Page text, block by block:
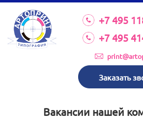
+7 495
+7 495
Заказать
О КОМПАНИИ
УСЛУГИ
КАТАЛОГ
ТРЕБОВАНИЯ К МАКЕТАМ
НОВОСТИВакансии нашей